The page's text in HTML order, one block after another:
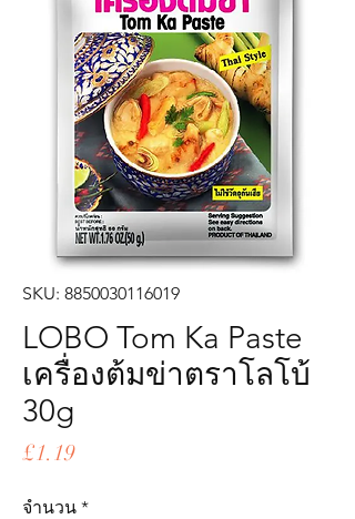
SKU: 8850030116019
LOBO Tom Ka Paste
เครื่องต้มข่าตราโลโบ้
30g
£1.19ราคา
จำนวน *